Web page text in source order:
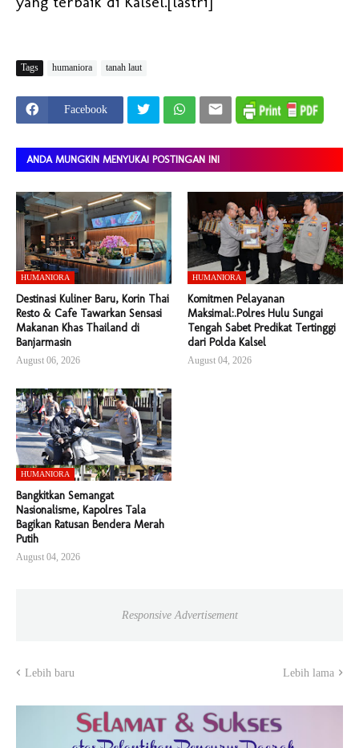
Tags humaniora tanah laut
Facebook
ANDA MUNGKIN MENYUKAI POSTINGAN INI
HUMANIORA
Destinasi Kuliner Baru, Korin Thai
Resto & Cafe Tawarkan Sensasi
Makanan Khas Thailand di
Banjarmasin
August 06, 2026
HUMANIORA
Komitmen Pelayanan
Maksimal:.Polres Hulu Sungai
Tengah Sabet Predikat Tertinggi
dari Polda Kalsel
August 04, 2026
HUMANIORA
Bangkitkan Semangat
Nasionalisme, Kapolres Tala
Bagikan Ratusan Bendera Merah
Putih
August 04, 2026
Responsive Advertisement
Lebih baru Lebih lama